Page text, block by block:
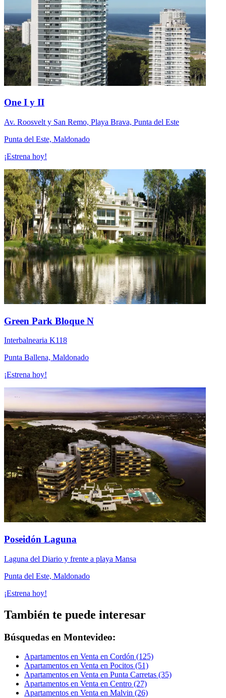
One I y II
Av. Roosvelt y San Remo, Playa Brava, Punta del Este
Punta del Este, Maldonado
¡Estrena hoy!
Green Park Bloque N
Interbalnearia K118
Punta Ballena, Maldonado
¡Estrena hoy!
Poseidón Laguna
Laguna del Diario y frente a playa Mansa
Punta del Este, Maldonado
¡Estrena hoy!
También te puede interesar
Búsquedas en Montevideo:
Apartamentos en Venta en Cordón (125)
Apartamentos en Venta en Pocitos (51)
Apartamentos en Venta en Punta Carretas (35)
Apartamentos en Venta en Centro (27)
Apartamentos en Venta en Malvin (26)